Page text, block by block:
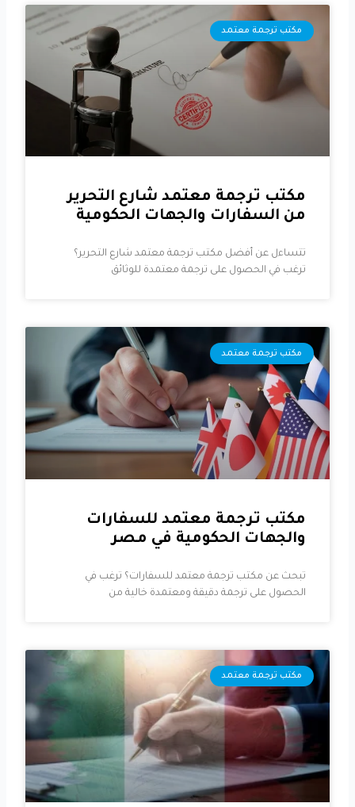
مكتب ترجمة معتمد
مكتب ترجمة معتمد شارع التحرير
من السفارات والجهات الحكومية
تتساءل عن أفضل مكتب ترجمة معتمد شارع التحرير؟
ترغب في الحصول على ترجمة معتمدة للوثائق
مكتب ترجمة معتمد
مكتب ترجمة معتمد للسفارات
والجهات الحكومية في مصر
تبحث عن مكتب ترجمة معتمد للسفارات؟ ترغب في
الحصول على ترجمة دقيقة ومعتمدة خالية من
مكتب ترجمة معتمد